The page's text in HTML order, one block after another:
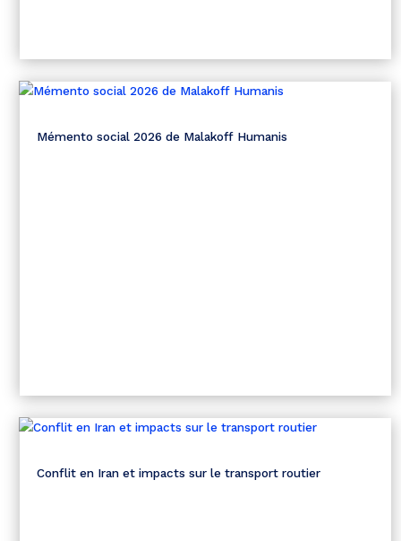
Mémento social 2026 de Malakoff Humanis
Conflit en Iran et impacts sur le transport routier